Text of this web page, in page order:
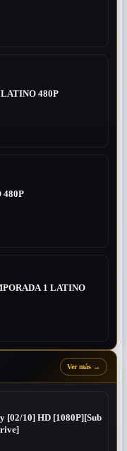
480P
480P
1 LATINO
Ver más →
[02/10] HD [1080P][Sub